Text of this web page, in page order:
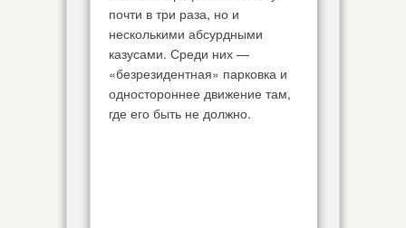
почти в три раза, но и
несколькими абсурдными
казусами. Среди них —
«безрезидентная» парковка и
одностороннее движение там,
где его быть не должно.